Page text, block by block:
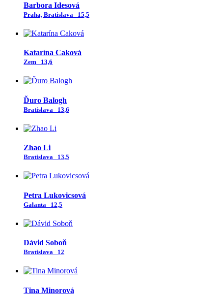
Barbora Idesová
Praha, Bratislava 15,5
Katarína Caková
Zem 13,6
Ďuro Balogh
Bratislava 13,6
Zhao Li
Bratislava 13,5
Petra Lukovicsová
Galanta 12,5
Dávid Soboň
Bratislava 12
Tina Minorová